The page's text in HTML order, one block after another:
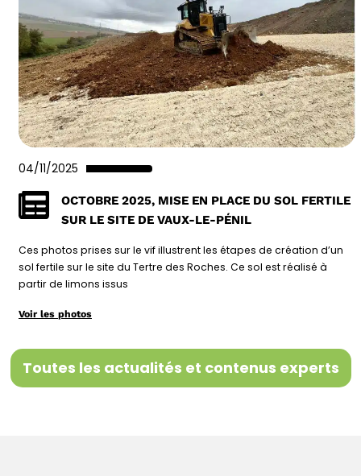
04/11/2025
OCTOBRE 2025, MISE EN PLACE DU SOL FERTILE
SUR LE SITE DE VAUX-LE-PÉNIL
Ces photos prises sur le vif illustrent les étapes de création d’un
sol fertile sur le site du Tertre des Roches. Ce sol est réalisé à
partir de limons issus
Voir les photos
Toutes les actualités et contenus experts